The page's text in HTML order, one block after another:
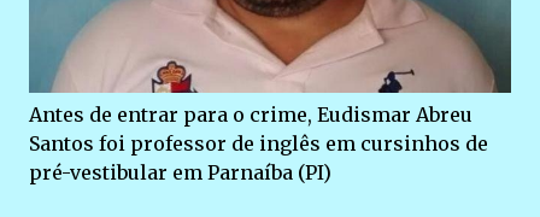
Antes de entrar para o crime, Eudismar Abreu
Santos foi professor de inglês em cursinhos de
pré-vestibular em Parnaíba (PI)